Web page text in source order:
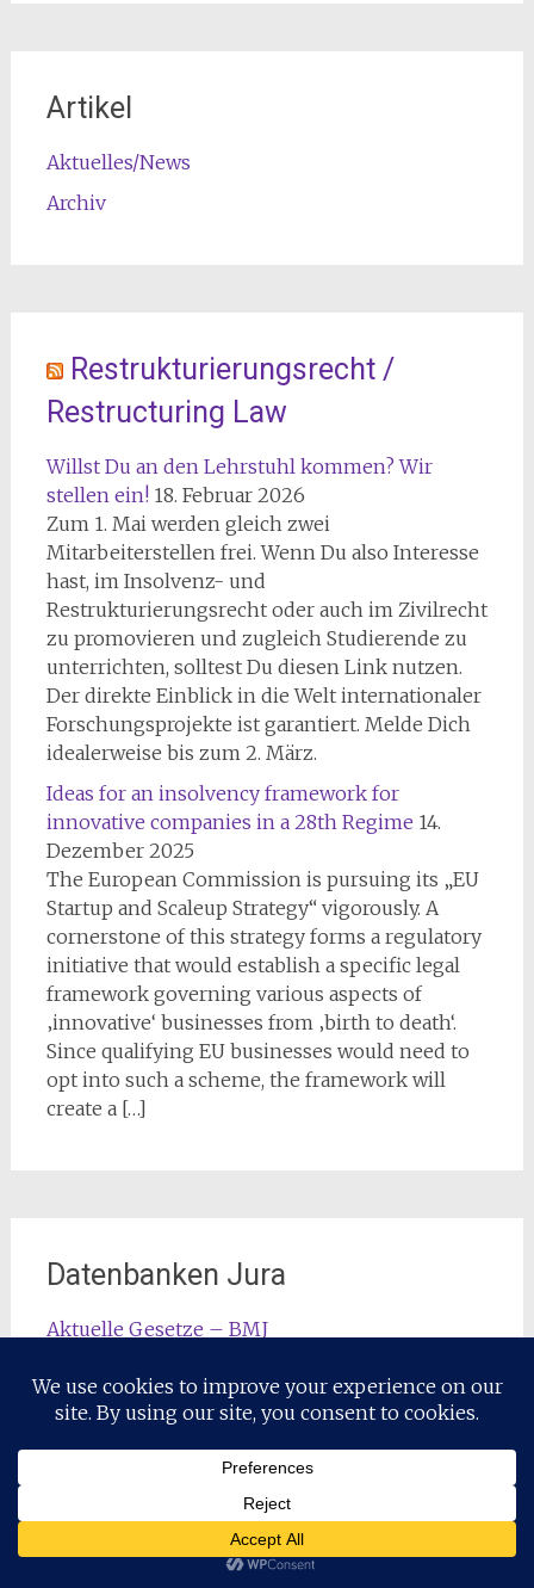
Artikel
Aktuelles/News
Archiv
Restrukturierungsrecht /
Restructuring Law
Willst Du an den Lehrstuhl kommen? Wir
stellen ein! 18. Februar 2026
Zum 1. Mai werden gleich zwei
Mitarbeiterstellen frei. Wenn Du also Interesse
hast, im Insolvenz- und
Restrukturierungsrecht oder auch im Zivilrecht
zu promovieren und zugleich Studierende zu
unterrichten, solltest Du diesen Link nutzen.
Der direkte Einblick in die Welt internationaler
Forschungsprojekte ist garantiert. Melde Dich
idealerweise bis zum 2. März.
Ideas for an insolvency framework for
innovative companies in a 28th Regime 14.
Dezember 2025
The European Commission is pursuing its „EU
Startup and Scaleup Strategy“ vigorously. A
cornerstone of this strategy forms a regulatory
initiative that would establish a specific legal
framework governing various aspects of
‚innovative‘ businesses from ‚birth to death‘.
Since qualifying EU businesses would need to
opt into such a scheme, the framework will
create a […]
Datenbanken Jura
Aktuelle Gesetze – BMJ
Bundesgerichtshof
Juris
Rostocker Dokumentenserver